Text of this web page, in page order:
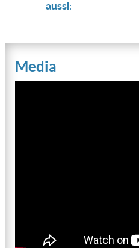
aussi:
Media